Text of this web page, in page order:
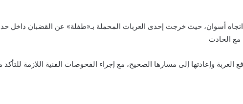
وقع الحادث أثناء مرور قطار البضائع رقم 327 القادم من اتجاه أسوان، حيث خرجت إحدى العربات المحملة بـ«طفلة» عن القضبان
الحادث
وإعادتها إلى مسارها الصحيح، مع إجراء الفحوصات الفنية اللازمة